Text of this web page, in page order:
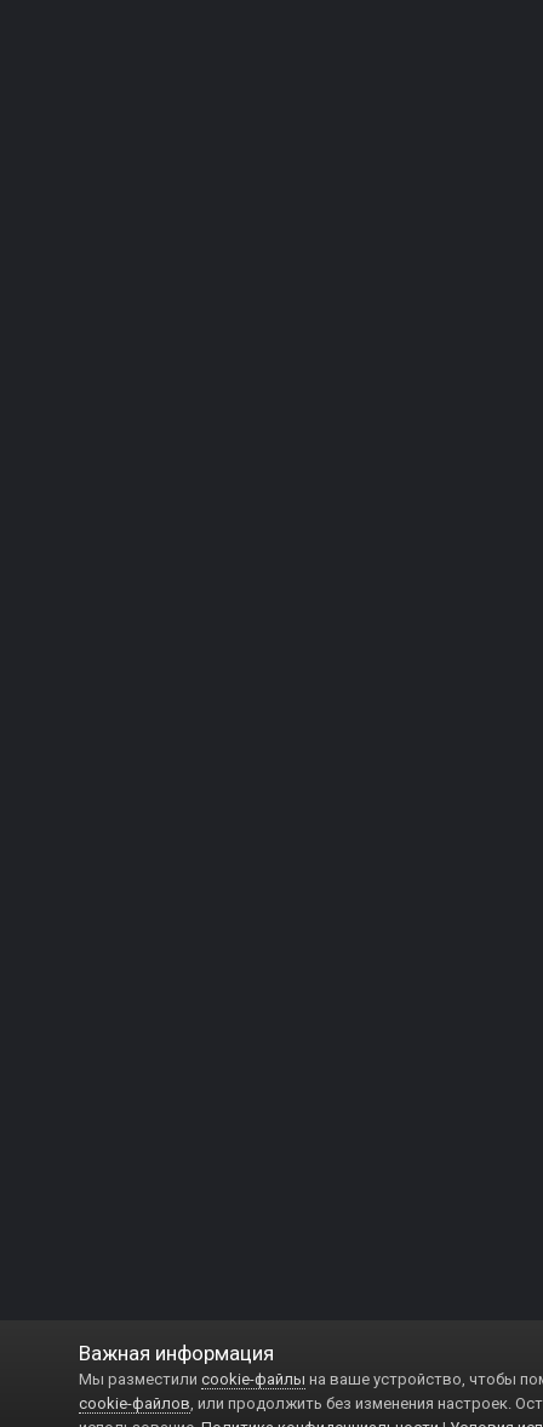
Важная информация
Мы разместили cookie-файлы на ваше устройство, чтобы
cookie-файлов, или продолжить без изменения настроек.